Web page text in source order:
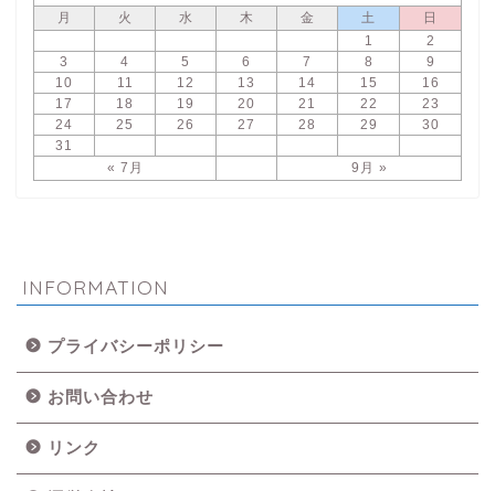
月
火 水 木 金 土
日
1
2
3
4 5 6 7 8
9
10
11 12 13 14 15
16
17
18 19 20 21 22
23
24
25 26 27 28 29
30
31
« 7月
9月 »
INFORMATION
プライバシーポリシー
お問い合わせ
リンク